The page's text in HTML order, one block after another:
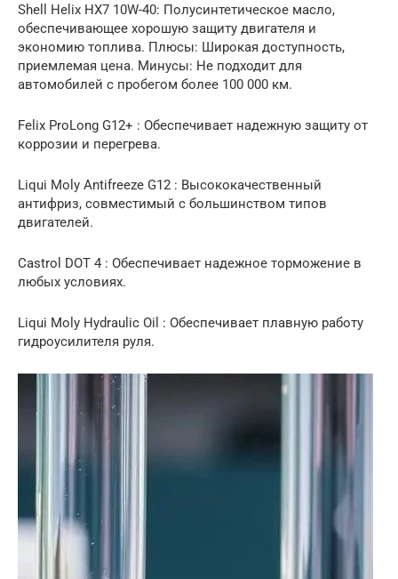
Shell Helix HX7 10W-40: Полусинтетическое масло,
обеспечивающее хорошую защиту двигателя и
экономию топлива. Плюсы: Широкая доступность,
приемлемая цена. Минусы: Не подходит для
автомобилей с пробегом более 100 000 км.
Felix ProLong G12+ : Обеспечивает надежную защиту от
коррозии и перегрева.
Liqui Moly Antifreeze G12 : Высококачественный
антифриз, совместимый с большинством типов
двигателей.
Castrol DOT 4 : Обеспечивает надежное торможение в
любых условиях.
Liqui Moly Hydraulic Oil : Обеспечивает плавную работу
гидроусилителя руля.